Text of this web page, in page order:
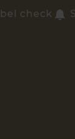
check